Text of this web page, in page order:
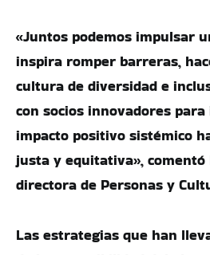
«Juntos podemos impulsar
inspira romper barreras,
cultura de diversidad e
con socios innovadores
impacto positivo sistémico
justa y equitativa»,
directora de Personas y
Las estrategias que han